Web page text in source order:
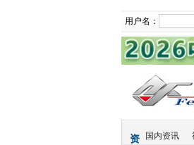
用户名：
资
国内资讯